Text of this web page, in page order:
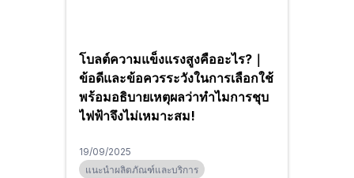
โบลต์ความแข็งแรงสูงคืออะไร?｜
ข้อดีและข้อควรระวังในการเลือกใช้
พร้อมอธิบายเหตุผลว่าทำไมการชุบ
ไฟฟ้าจึงไม่เหมาะสม!
19/09/2025
แนะนำผลิตภัณฑ์และบริการ